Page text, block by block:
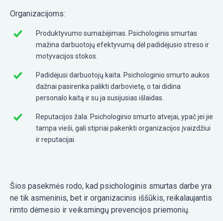
Organizacijoms:
Produktyvumo sumažėjimas. Psichologinis smurtas
mažina darbuotojų efektyvumą dėl padidėjusio streso ir
motyvacijos stokos.
Padidėjusi darbuotojų kaita. Psichologinio smurto aukos
dažnai pasirenka palikti darbovietę, o tai didina
personalo kaitą ir su ja susijusias išlaidas.
Reputacijos žala. Psichologinio smurto atvejai, ypač jei jie
tampa vieši, gali stipriai pakenkti organizacijos įvaizdžiui
ir reputacijai.
Šios pasekmės rodo, kad psichologinis smurtas darbe yra
ne tik asmeninis, bet ir organizacinis iššūkis, reikalaujantis
rimto dėmesio ir veiksmingų prevencijos priemonių.